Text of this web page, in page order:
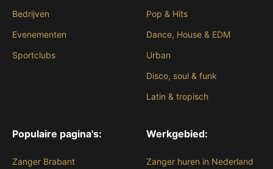
Bedrijven
Evenementen
Sportclubs
Pop & Hits
Dance, House & EDM
Urban
Disco, soul & funk
Latin & tropisch
Populaire pagina's:
Zanger Brabant
Werkgebied:
Zanger huren in Nederland